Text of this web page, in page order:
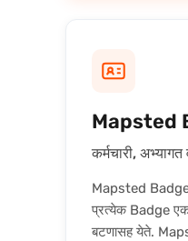
Mapsted
कर्मचारी,
Mapsted Badge
प्रत्येक Badge
बटणासह येते.